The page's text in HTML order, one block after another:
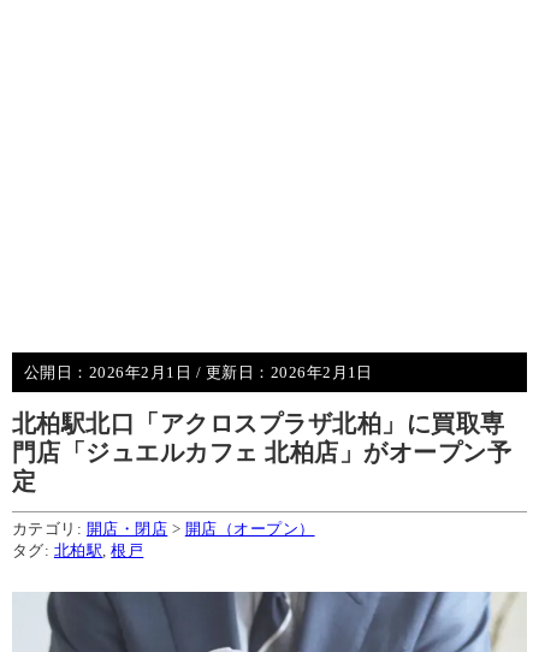
公開日： 2026年2月1日 / 更新日： 2026年2月1日
北柏駅北口「アクロスプラザ北柏」に買取専
門店「ジュエルカフェ 北柏店」がオープン予
定
カテゴリ: 開店・閉店 > 開店（オープン）
タグ: 北柏駅 ,根戸